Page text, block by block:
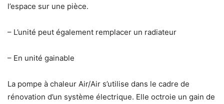
l’espace sur une pièce.
– L’unité peut également remplacer un radiateur
– En unité gainable
La pompe à chaleur Air/Air s’utilise dans le cadre de
rénovation d’un système électrique. Elle octroie un gain de